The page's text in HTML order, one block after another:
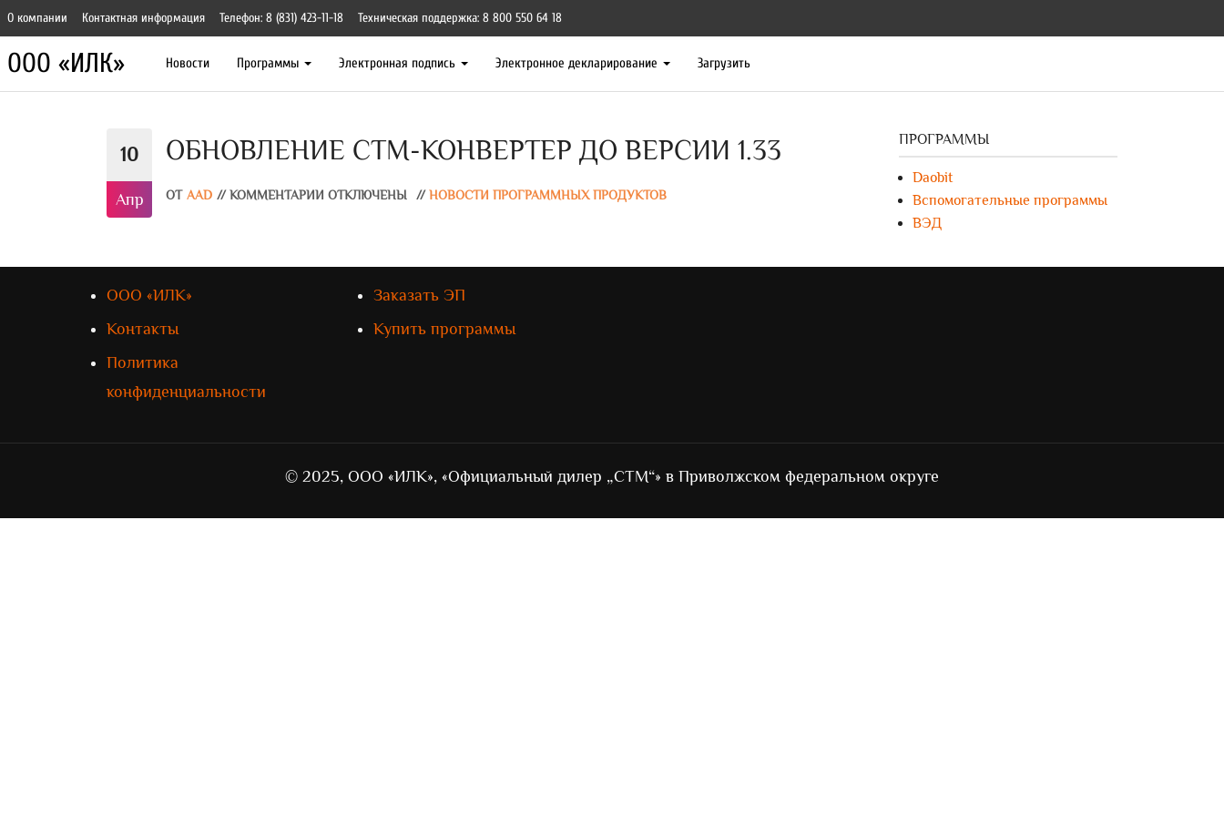
О компании Контактная информация Телефон: 8 (831) 423-11-18 Техническая поддержка: 8 800 550 64 18
ООО «ИЛК» Новости Программы Электронная подпись Электронное декларирование Загрузить
10
Апр
ОБНОВЛЕНИЕ СТМ-КОНВЕРТЕР ДО ВЕРСИИ 1.33
ОТ AAD // КОММЕНТАРИИ ОТКЛЮЧЕНЫ // НОВОСТИ ПРОГРАММНЫХ ПРОДУКТОВ
ПРОГРАММЫ
Daobit
Вспомогательные программы
ВЭД
ООО «ИЛК»
Контакты
Политика
конфиденциальности
Заказать ЭП
Купить программы
© 2025, ООО «ИЛК», «Официальный дилер „СТМ“» в Приволжском федеральном округе